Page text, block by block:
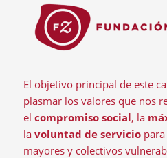
El objetivo principal de este
plasmar los valores que nos
el compromiso social, la
la voluntad de serviciopara
mayores y colectivos